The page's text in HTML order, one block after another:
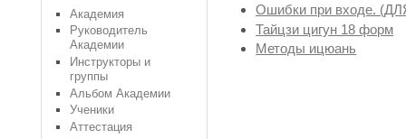
Ошибки при входе.
Тайцзи цигун 18 форм
Методы ицюань
Академия
Руководитель
Академии
Инструкторы и
группы
Альбом Академии
Ученики
Аттестация